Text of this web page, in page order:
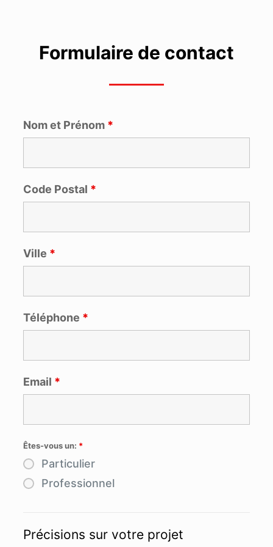
Formulaire de contact
Nom et Prénom *
Code Postal *
Ville *
Téléphone *
Email *
Êtes-vous un: *
Particulier
Professionnel
Précisions sur votre projet